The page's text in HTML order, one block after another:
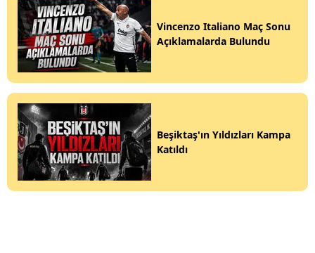
Vincenzo Italiano Maç Sonu
Açıklamalarda Bulundu
Beşiktaş'ın Yıldızları Kampa
Katıldı